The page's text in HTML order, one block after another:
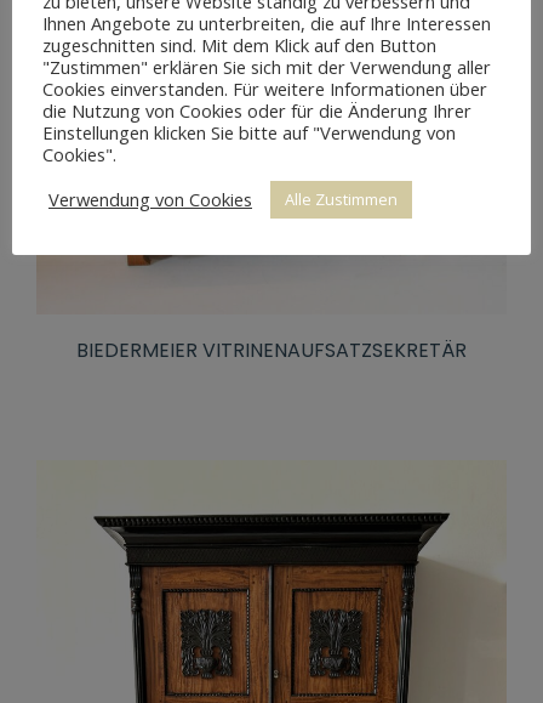
BIEDERMEIER VITRINENAUFSATZSEKRETÄR
Ihnen Angebote zu unterbreiten, die auf Ihre Interessen
zugeschnitten sind. Mit dem Klick auf den Button
"Zustimmen" erklären Sie sich mit der Verwendung aller
Cookies einverstanden. Für weitere Informationen über
die Nutzung von Cookies oder für die Änderung Ihrer
Einstellungen klicken Sie bitte auf "Verwendung von
Cookies".
Verwendung von Cookies
Alle Zustimmen